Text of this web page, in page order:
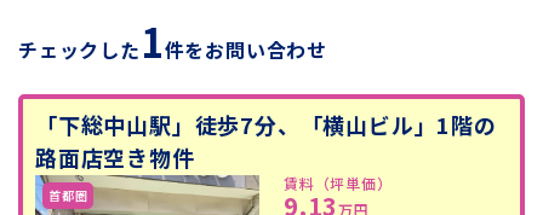
チェックした 1件をお問い合わせ
「下総中山駅」徒歩7分、「横山ビル」1階の
路面店空き物件
賃料（坪単価）
9.13万円